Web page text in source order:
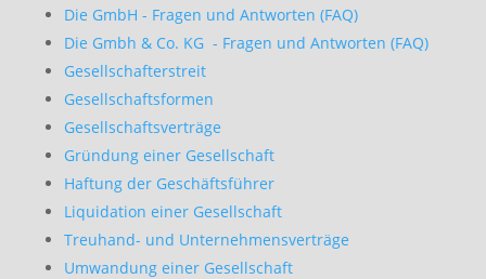
Die GmbH - Fragen und Antworten (FAQ)
Die Gmbh & Co. KG - Fragen und Antworten (FAQ)
Gesellschafterstreit
Gesellschaftsformen
Gesellschaftsverträge
Gründung einer Gesellschaft
Haftung der Geschäftsführer
Liquidation einer Gesellschaft
Treuhand- und Unternehmensverträge
Umwandung einer Gesellschaft